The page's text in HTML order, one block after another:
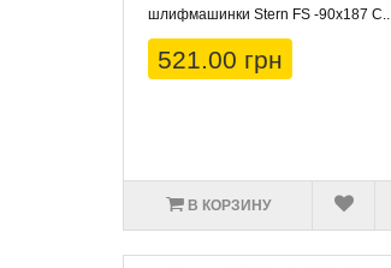
шлифмашинки Stern FS -90x187 C..
521.00 грн
В КОРЗИНУ